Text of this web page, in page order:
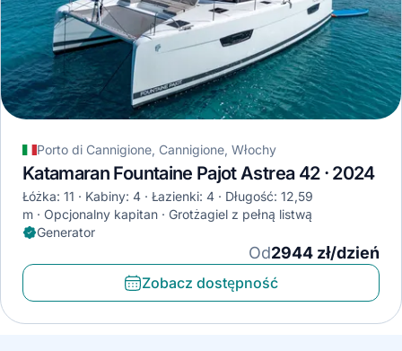
Porto di Cannigione, Cannigione, Włochy
Katamaran Fountaine Pajot Astrea 42 · 2024
Łóżka: 11 Kabiny: 4 Łazienki: 4
Długość: 12,59
m
Opcjonalny kapitan
Grotżagiel z pełną listwą
Generator
Od2944 zł/dzień
Zobacz dostępność